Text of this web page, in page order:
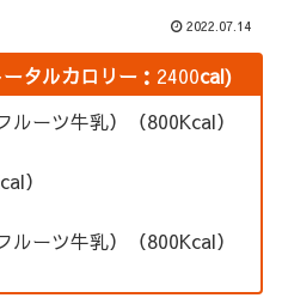
2022.07.14
タルカロリー： 2400cal)
ーツ牛乳）（800Kcal）
）
ーツ牛乳）（800Kcal）